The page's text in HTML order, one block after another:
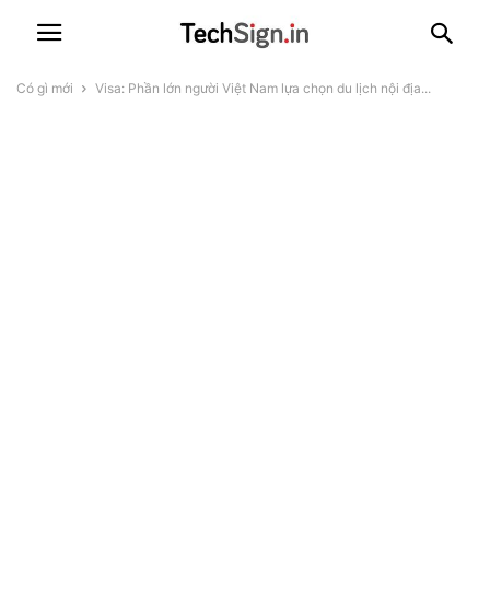
Có gì mới Visa: Phần lớn người Việt Nam lựa chọn du lịch nội địa...